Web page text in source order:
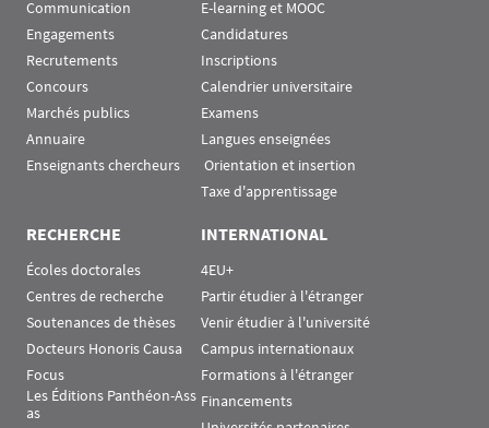
Communication
Engagements
Recrutements
Concours
Marchés publics
Annuaire
Enseignants chercheurs
E-learning et MOOC
Candidatures
Inscriptions
Calendrier universitaire
Examens
Langues enseignées
Orientation et insertion
Taxe d'apprentissage
RECHERCHE
Écoles doctorales
Centres de recherche
Soutenances de thèses
Docteurs Honoris Causa
Focus
Les Éditions Panthéon-Ass
as
INTERNATIONAL
4EU+
Partir étudier à l'étranger
Venir étudier à l'université
Campus internationaux
Formations à l'étranger
Financements